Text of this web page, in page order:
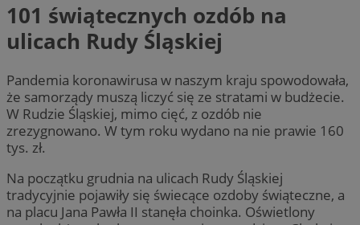
101 świątecznych ozdób na
ulicach Rudy Śląskiej
Pandemia koronawirusa w naszym kraju spowodowała,
że samorządy muszą liczyć się ze stratami w budżecie.
W Rudzie Śląskiej, mimo cięć, z ozdób nie
zrezygnowano. W tym roku wydano na nie prawie 160
tys. zł.
Na początku grudnia na ulicach Rudy Śląskiej
tradycyjnie pojawiły się świecące ozdoby świąteczne, a
na placu Jana Pawła II stanęła choinka. Oświetlony